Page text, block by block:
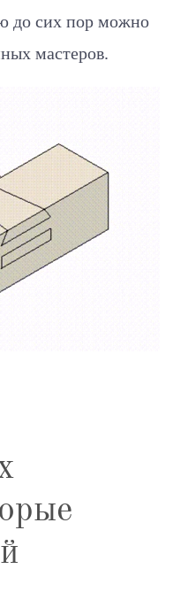
до сих пор можно
мастеров.